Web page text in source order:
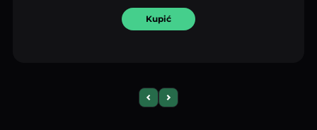
Kupić
Previous slide
Next slide